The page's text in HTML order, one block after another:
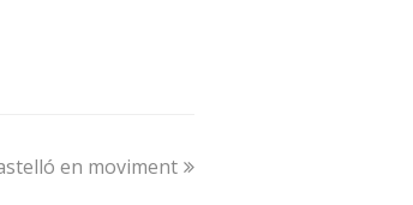
en moviment